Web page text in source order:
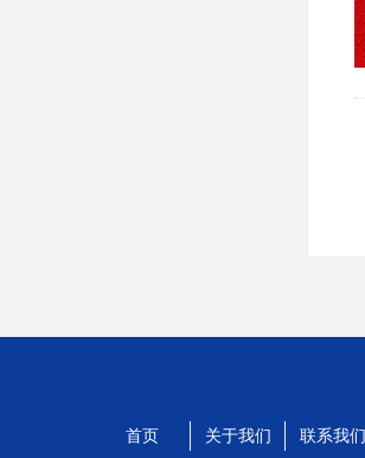
首页 关于我们 联系我们